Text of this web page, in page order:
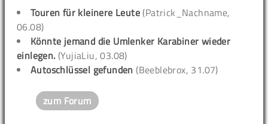
Touren für kleinere Leute (Patrick_Nachname,
06.08)
Könnte jemand die Umlenker Karabiner wieder
einlegen. (YujiaLiu, 03.08)
Autoschlüssel gefunden (Beeblebrox, 31.07)
zum Forum